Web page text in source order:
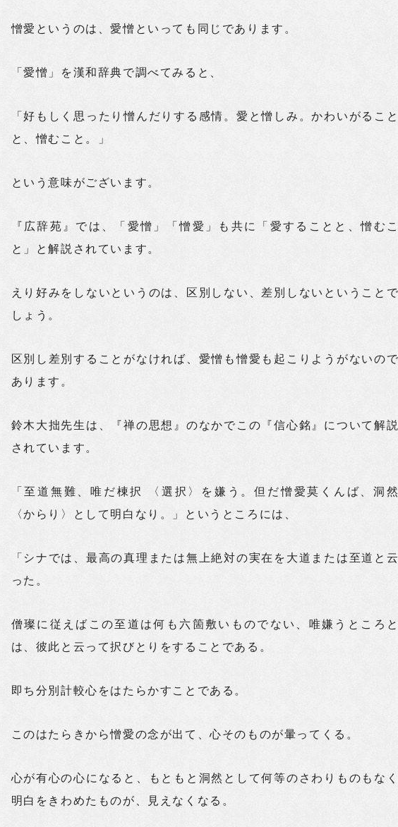
憎愛というのは、愛憎といっても同じであります。
「愛憎」を漢和辞典で調べてみると、
「好もしく思ったり憎んだりする感情。愛と憎しみ。かわいがるこ
と、憎むこと。」
という意味がございます。
『広辞苑』では、「愛憎」「憎愛」も共に「愛することと、憎む
と」と解説されています。
えり好みをしないというのは、区別しない、差別しないということ
しょう。
区別し差別することがなければ、愛憎も憎愛も起こりようがないの
あります。
鈴木大拙先生は、『禅の思想』のなかでこの『信心銘』について解
されています。
「至道無難、唯だ棟択 〈選択〉を嫌う。但だ憎愛莫くんば、洞
〈からり〉として明白なり。」というところには、
「シナでは、最高の真理または無上絶対の実在を大道または至道と
った。
僧璨に従えばこの至道は何も六箇敷いものでない、唯嫌うところ
は、彼此と云って択びとりをすることである。
即ち分別計較心をはたらかすことである。
このはたらきから憎愛の念が出て、心そのものが暈ってくる。
心が有心の心になると、もともと洞然として何等のさわりものもな
明白をきわめたものが、見えなくなる。